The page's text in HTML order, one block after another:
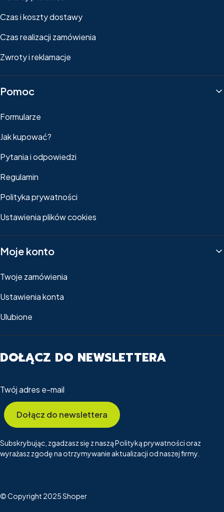
Czas i koszty dostawy
Czas realizacji zamówienia
Zwroty i reklamacje
Pomoc
Formularze
Jak kupować?
Pytania i odpowiedzi
Regulamin
Polityka prywatności
Ustawienia plików cookies
Moje konto
Twoje zamówienia
Ustawienia konta
Ulubione
DOŁĄCZ DO NEWSLETTERA
Twój adres e-mail
Dołącz do newslettera
Subskrybując, zgadzasz się z naszą Polityką prywatności oraz
wyrażasz zgodę na otrzymywanie aktualizacji od naszej firmy.
© Copyright 2025Shoper